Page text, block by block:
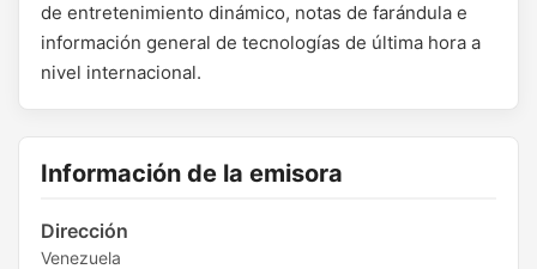
de entretenimiento dinámico, notas de farándula e
información general de tecnologías de última hora a
nivel internacional.
Información de la emisora
Dirección
Venezuela